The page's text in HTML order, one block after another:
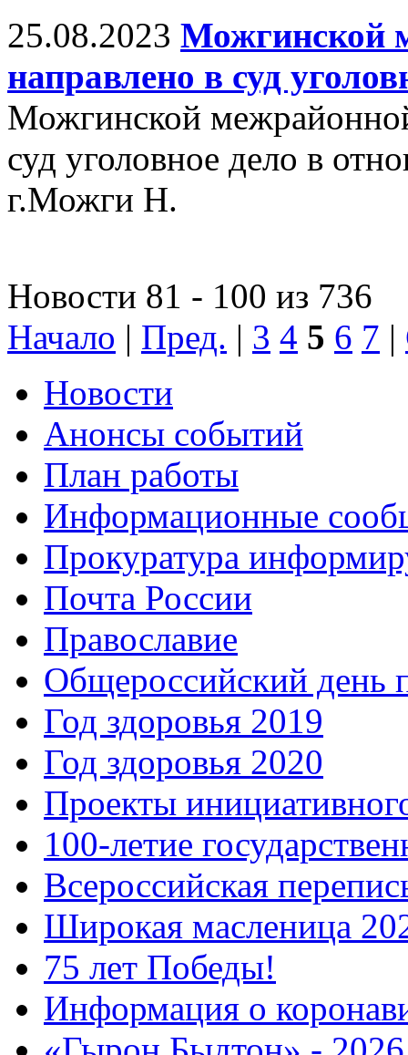
25.08.2023 Можгинской
направлено в суд
Можгинской
суд уголовное дело в
г.Можги Н.
Новости 81 - 100 из 736
Начало | Пред. | 3 4 5 6 7 |
Новости
Анонсы событий
План работы
Информационные
Прокуратура
Почта России
Православие
Общероссийский день
Год здоровья 2019
Год здоровья 2020
Проекты
100-летие
Всероссийская
Широкая масленица
75 лет Победы!
Информация о